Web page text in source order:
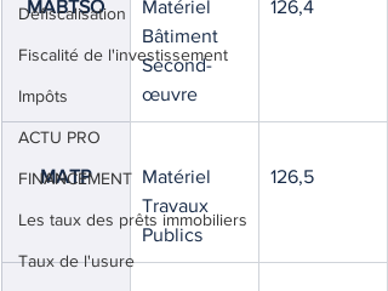
Défiscalisation
Fiscalité de l'investissement
Impôts
ACTU PRO
FINANCEMENT
Les taux des prêts immobiliers
Taux de l'usure
MABTSO
Matériel
Bâtiment
Second-
œuvre
126,4
MATP
Matériel
Travaux
Publics
126,5